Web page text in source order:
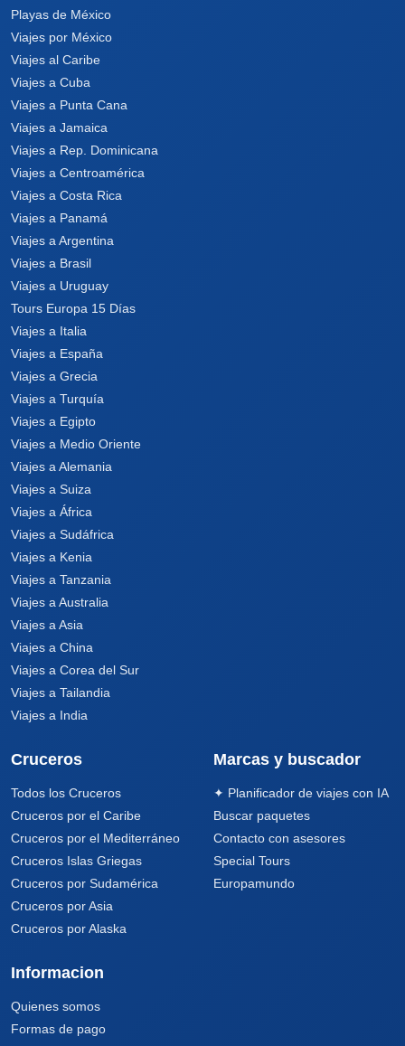
Playas de México
Viajes por México
Viajes al Caribe
Viajes a Cuba
Viajes a Punta Cana
Viajes a Jamaica
Viajes a Rep. Dominicana
Viajes a Centroamérica
Viajes a Costa Rica
Viajes a Panamá
Viajes a Argentina
Viajes a Brasil
Viajes a Uruguay
Tours Europa 15 Días
Viajes a Italia
Viajes a España
Viajes a Grecia
Viajes a Turquía
Viajes a Egipto
Viajes a Medio Oriente
Viajes a Alemania
Viajes a Suiza
Viajes a África
Viajes a Sudáfrica
Viajes a Kenia
Viajes a Tanzania
Viajes a Australia
Viajes a Asia
Viajes a China
Viajes a Corea del Sur
Viajes a Tailandia
Viajes a India
Cruceros
Todos los Cruceros
Cruceros por el Caribe
Cruceros por el Mediterráneo
Cruceros Islas Griegas
Cruceros por Sudamérica
Cruceros por Asia
Cruceros por Alaska
Marcas y buscador
✦ Planificador de viajes con IA
Buscar paquetes
Contacto con asesores
Special Tours
Europamundo
Informacion
Quienes somos
Formas de pago